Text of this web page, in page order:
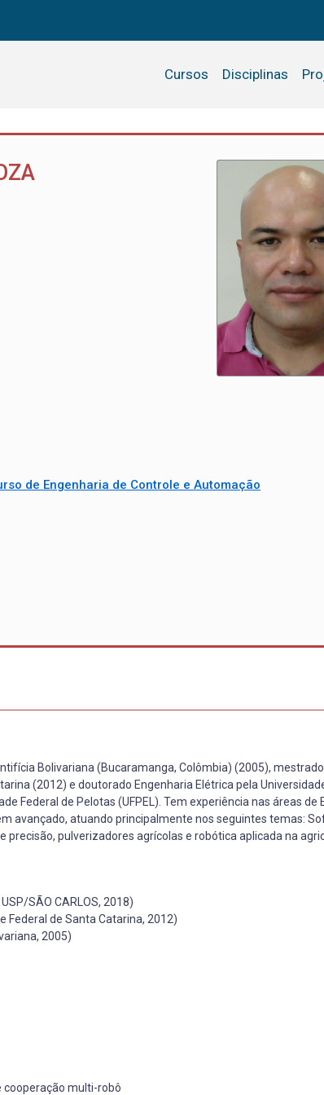
Cursos Disciplinas
de Engenharia de Controle e Automação
Bolivariana (Bucaramanga, Colômbia) (2005),
(2012) e doutorado Engenharia Elétrica pela
Federal de Pelotas (UFPEL). Tem experiência nas áreas de
avançado, atuando principalmente nos seguintes temas:
pulverizadores agrícolas e robótica aplicada na
SÃO CARLOS, 2018)
Federal de Santa Catarina, 2012)
2005)
cooperação multi-robô